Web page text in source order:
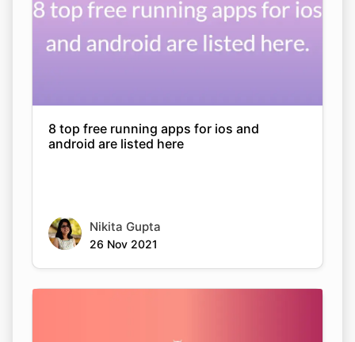
Copy Link
8 top free running apps for ios and
android are listed here
Nikita Gupta
26 Nov 2021